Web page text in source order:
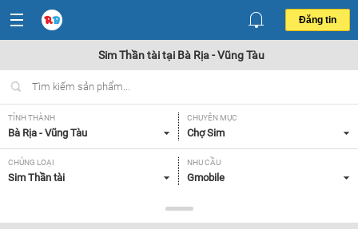
Đăng tin
Sim Thần tài tại Bà Rịa - Vũng Tàu
TỈNH THÀNH
Bà Rịa - Vũng Tàu
CHUYÊN MỤC
Chợ Sim
CHỦNG LOẠI
Sim Thần tài
NHU CẦU
Gmobile
Tất cả